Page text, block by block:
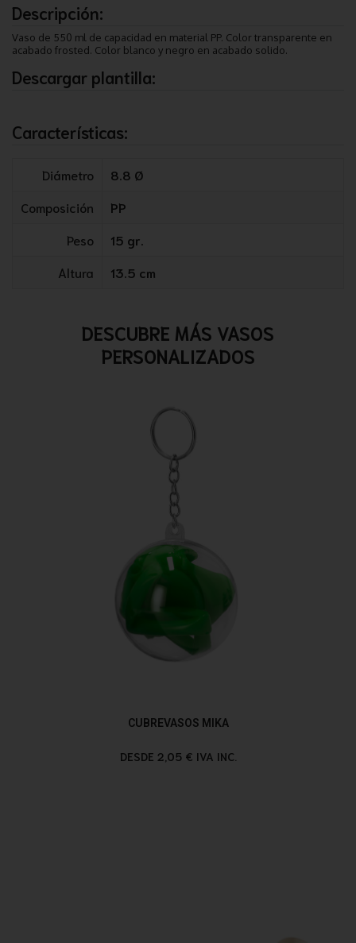
Descripción:
Vaso de 550 ml de capacidad en material PP. Color transparente en
acabado frosted. Color blanco y negro en acabado solido.
Descargar plantilla:
Características:
Diámetro
8.8 Ø
Composición
PP
Peso
15 gr.
Altura
13.5 cm
DESCUBRE MÁS VASOS
PERSONALIZADOS
CUBREVASOS MIKA
DESDE 2,05 € IVA INC.